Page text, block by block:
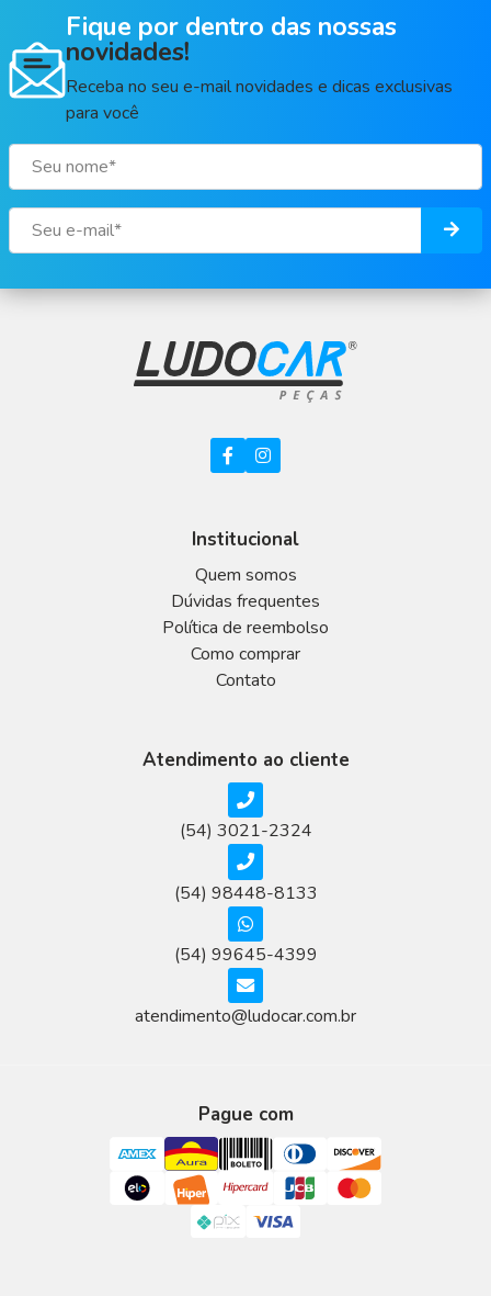
Fique por dentro das nossas
novidades!
Receba no seu e-mail novidades e dicas exclusivas
para você
Institucional
Quem somos
Dúvidas frequentes
Política de reembolso
Como comprar
Contato
Atendimento ao cliente
(54) 3021-2324
(54) 98448-8133
(54) 99645-4399
atendimento@ludocar.com.br
Pague com